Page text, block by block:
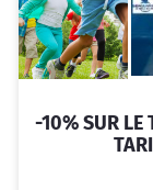
-10% SUR LE